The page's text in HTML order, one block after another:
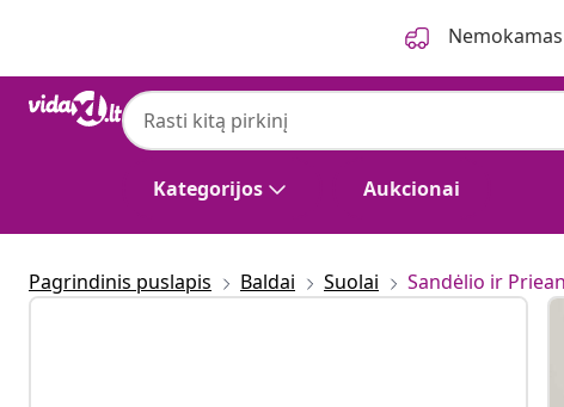
Kategorijos Aukcionai
Pagrindinis puslapis Baldai Suolai Sandėlio ir